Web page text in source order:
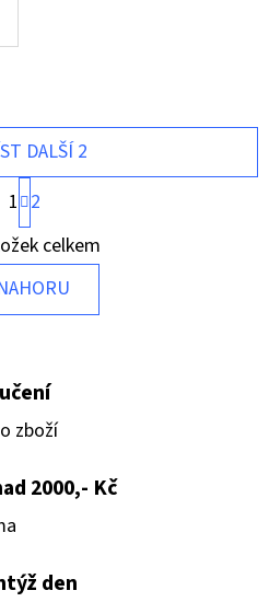
O
V
L
Á
C
Í
R
Y
DALŠÍ 2
S
T
R
Á
N
K
O
Í
1 2
celkem
zboží
2000,- Kč
den